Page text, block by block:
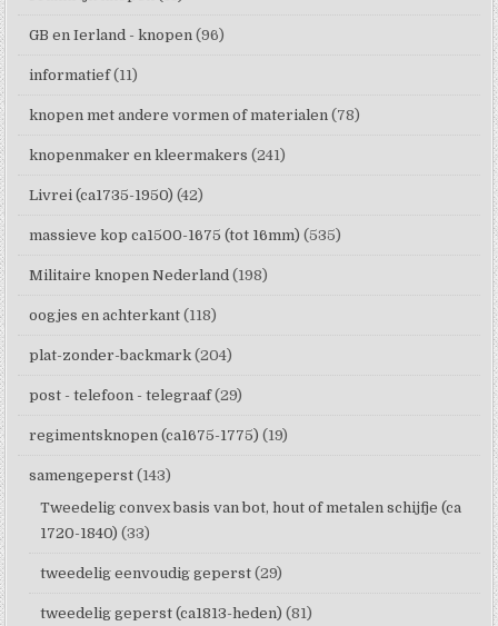
GB en Ierland - knopen (96)
informatief (11)
knopen met andere vormen of materialen (78)
knopenmaker en kleermakers (241)
Livrei (ca1735-1950) (42)
massieve kop ca1500-1675 (tot 16mm) (535)
Militaire knopen Nederland (198)
oogjes en achterkant (118)
plat-zonder-backmark (204)
post - telefoon - telegraaf (29)
regimentsknopen (ca1675-1775) (19)
samengeperst (143)
Tweedelig convex basis van bot, hout of metalen schijfje (ca
1720-1840) (33)
tweedelig eenvoudig geperst (29)
tweedelig geperst (ca1813-heden) (81)